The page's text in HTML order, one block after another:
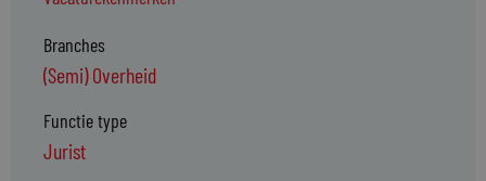
Branches
(Semi) Overheid
Functie type
Jurist